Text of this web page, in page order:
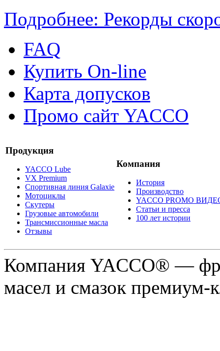
Подробнее: Рекорды
FAQ
Купить On-line
Карта допусков
Промо сайт YACCO
Продукция
YACCO Lube
VX Premium
Спортивная линия Galaxie
Мотоциклы
Скутеры
Грузовые автомобили
Трансмиссионные масла
Отзывы
Компания
История
Производство
YACCO PROMO
Статьи и пресса
100 лет истории
Компания YACCO® —
масел и смазок премиум-